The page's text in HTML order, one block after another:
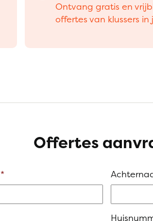
Ontvang gratis en
offertes van klussers in
Offertes
*